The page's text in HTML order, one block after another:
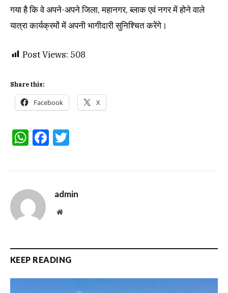
गया है कि वे अपने-अपने जिला, महानगर, ब्लाक एवं नगर में होने वाले
यात्रा कार्यक्रमों में अपनी भागीदारी सुनिश्चित करेंगे।
Post Views: 508
Share this:
Facebook X
WhatsApp
Facebook
admin
Website
KEEP READING